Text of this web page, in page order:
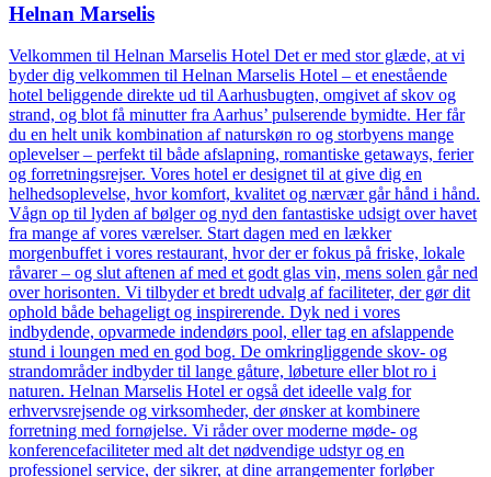
Helnan Marselis
Velkommen til Helnan Marselis Hotel Det er med stor glæde, at vi
byder dig velkommen til Helnan Marselis Hotel – et enestående
hotel beliggende direkte ud til Aarhusbugten, omgivet af skov og
strand, og blot få minutter fra Aarhus’ pulserende bymidte. Her får
du en helt unik kombination af naturskøn ro og storbyens mange
oplevelser – perfekt til både afslapning, romantiske getaways, ferier
og forretningsrejser. Vores hotel er designet til at give dig en
helhedsoplevelse, hvor komfort, kvalitet og nærvær går hånd i hånd.
Vågn op til lyden af bølger og nyd den fantastiske udsigt over havet
fra mange af vores værelser. Start dagen med en lækker
morgenbuffet i vores restaurant, hvor der er fokus på friske, lokale
råvarer – og slut aftenen af med et godt glas vin, mens solen går ned
over horisonten. Vi tilbyder et bredt udvalg af faciliteter, der gør dit
ophold både behageligt og inspirerende. Dyk ned i vores
indbydende, opvarmede indendørs pool, eller tag en afslappende
stund i loungen med en god bog. De omkringliggende skov- og
strandområder indbyder til lange gåture, løbeture eller blot ro i
naturen. Helnan Marselis Hotel er også det ideelle valg for
erhvervsrejsende og virksomheder, der ønsker at kombinere
forretning med fornøjelse. Vi råder over moderne møde- og
konferencefaciliteter med alt det nødvendige udstyr og en
professionel service, der sikrer, at dine arrangementer forløber